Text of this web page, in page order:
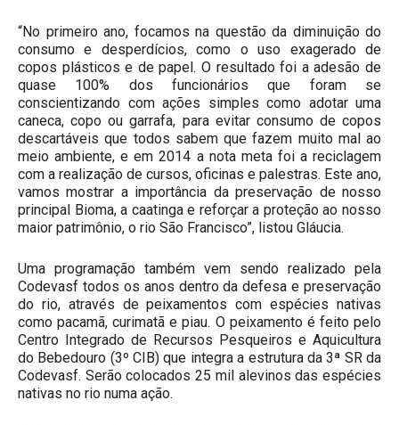
“No primeiro ano, focamos na questão da diminuição do
consumo e desperdícios, como o uso exagerado de
copos plásticos e de papel. O resultado foi a adesão de
quase 100% dos funcionários que foram se
conscientizando com ações simples como adotar uma
caneca, copo ou garrafa, para evitar consumo de copos
descartáveis que todos sabem que fazem muito mal ao
meio ambiente, e em 2014 a nota meta foi a reciclagem
com a realização de cursos, oficinas e palestras. Este ano,
vamos mostrar a importância da preservação de nosso
principal Bioma, a caatinga e reforçar a proteção ao nosso
maior patrimônio, o rio São Francisco”, listou Gláucia.
Uma programação também vem sendo realizado pela
Codevasf todos os anos dentro da defesa e preservação
do rio, através de peixamentos com espécies nativas
como pacamã, curimatã e piau. O peixamento é feito pelo
Centro Integrado de Recursos Pesqueiros e Aquicultura
do Bebedouro (3º CIB) que integra a estrutura da 3ª SR da
Codevasf. Serão colocados 25 mil alevinos das espécies
nativas no rio numa ação.